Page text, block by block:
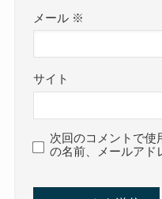
メール ※
サイト
次回のコメントで使
の名前、メールアド